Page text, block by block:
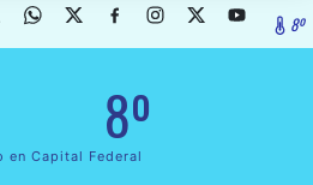
por Ordenanza NÂº 6236/19 del 8º
8º
en Capital Federal